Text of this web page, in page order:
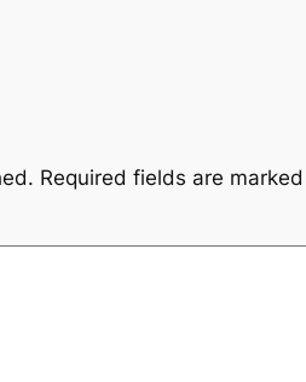
Required fields are marked